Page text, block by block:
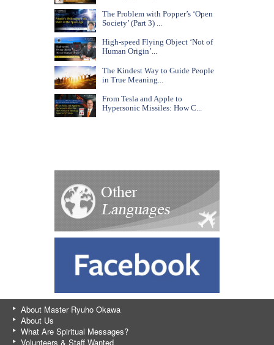
The Problem with Popper’s ‘Open
Society’ (Part 3) ...
High-speed Flying Object ‘Not of
Human Origin’...
The Kindest Way to Guide People
in True Meaning...
From Tesla and Apple to
Hypersonic Missiles: How C...
About Master Ryuho Okawa
About Us
What Are Spiritual Messages?
Volunteers & Staff Wanted